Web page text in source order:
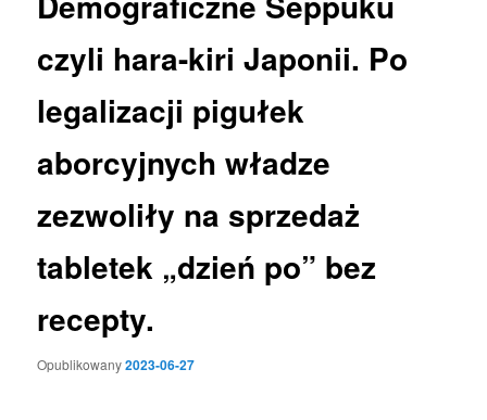
czyli hara-kiri Japonii. Po
legalizacji pigułek
aborcyjnych władze
zezwoliły na sprzedaż
tabletek „dzień po” bez
recepty.
Opublikowany2023-06-27